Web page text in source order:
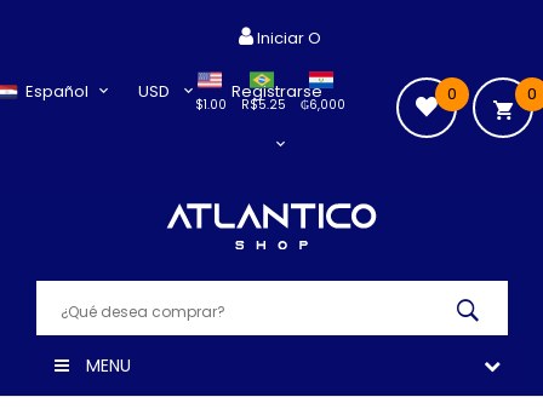
Español USD
$1.00 ₲6,000
R$5.25
Iniciar O
Registrarse 0
0
MENU